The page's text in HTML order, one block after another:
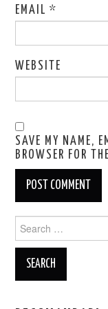
EMAIL*
WEBSITE
SAVE MY NAME,
BROWSER FOR
for: